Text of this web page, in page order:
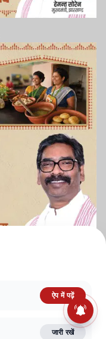
TERMS AND CONDITIONS
FACT CHECKING POLICY
ऐप में पढ़ें
जारी रखें